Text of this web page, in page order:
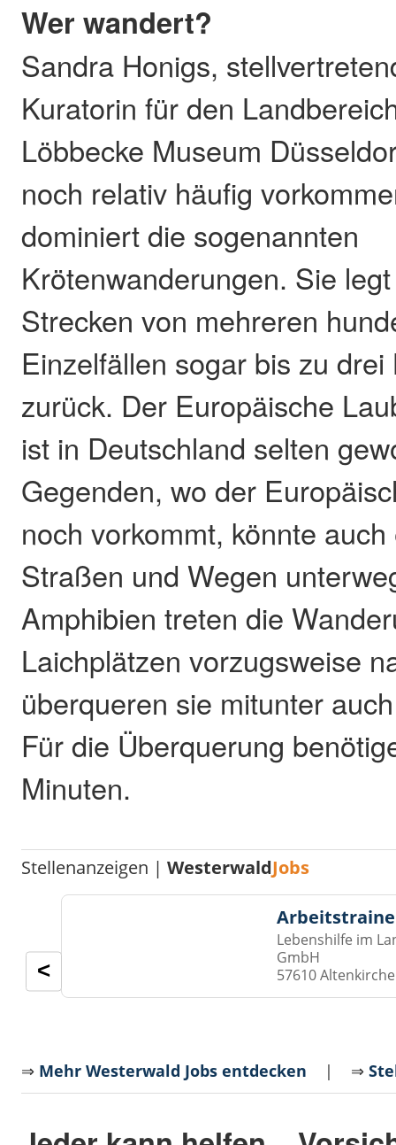
Wer wandert?
Sandra Honigs,
Kuratorin für den
Löbbecke Museum
noch relativ häufig
dominiert die sogenannten
Krötenwanderungen. Sie
Strecken von mehreren
Einzelfällen sogar bis zu
zurück. Der Europäische
ist in Deutschland selten
Gegenden, wo der
noch vorkommt, könnte
Straßen und Wegen
Amphibien treten die
Laichplätzen vorzugsweise
überqueren sie mitunter
Für die Überquerung
Minuten.
Stellenanzeigen |WesterwaldJobs
Lebenshilfe im
GmbH
57610
<
⇒ Mehr Westerwald Jobs entdecken | ⇒